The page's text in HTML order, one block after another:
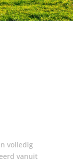
volledig
vanuit